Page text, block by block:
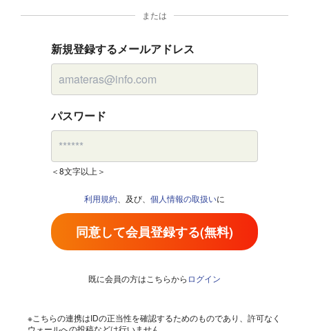
または
新規登録するメールアドレス
パスワード
＜8文字以上＞
利用規約 、及び、 個人情報の取扱いに
同意して会員登録する(無料)
既に会員の方はこちらから ログイン
※こちらの連携はIDの正当性を確認するためのものであり、許可なく
ウォールへの投稿などは行いません。